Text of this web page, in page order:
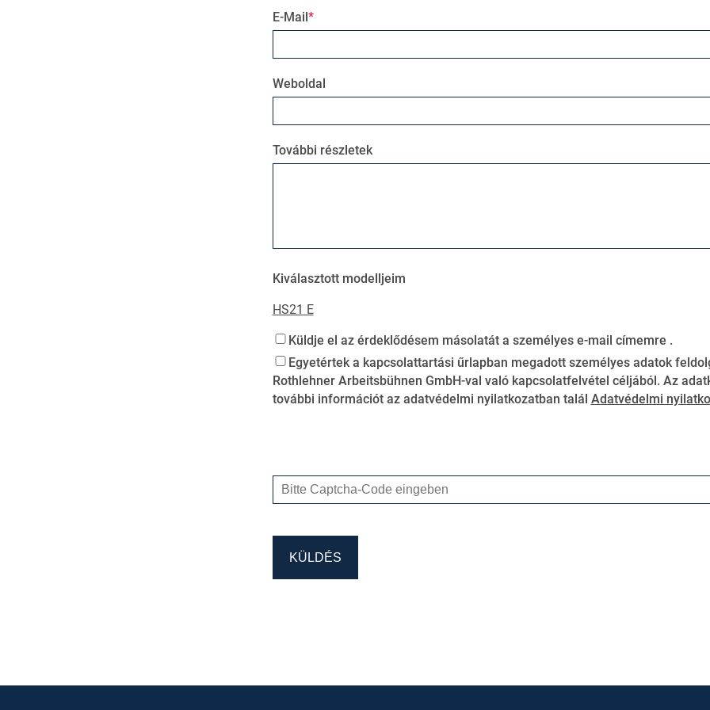
E-Mail
Weboldal
További részletek
Kiválasztott modelljeim
HS21 E
Küldje el az érdeklődésem másolatát a személyes e-mail címemre .
Egyetértek a kapcsolattartási űrlapban megadott személyes adatok
Rothlehner Arbeitsbühnen GmbH-val való kapcsolatfelvétel céljából. Az
további információt az adatvédelmi nyilatkozatban talál Adatvédelmi
KÜLDÉS